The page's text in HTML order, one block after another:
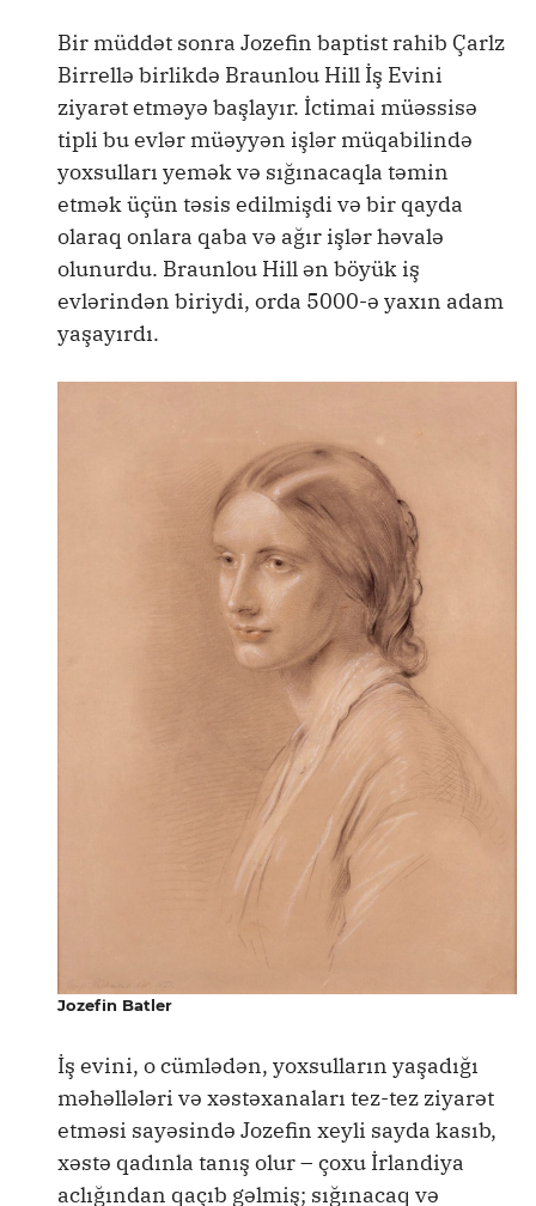
Bir müddət sonra Jozefin baptist rahib Çarlz
Birrellə birlikdə Braunlou Hill İş Evini
ziyarət etməyə başlayır. İctimai müəssisə
tipli bu evlər müəyyən işlər müqabilində
yoxsulları yemək və sığınacaqla təmin
etmək üçün təsis edilmişdi və bir qayda
olaraq onlara qaba və ağır işlər həvalə
olunurdu. Braunlou Hill ən böyük iş
evlərindən biriydi, orda 5000-ə yaxın adam
yaşayırdı.
Jozefin Batler
İş evini, o cümlədən, yoxsulların yaşadığı
məhəllələri və xəstəxanaları tez-tez ziyarət
etməsi sayəsində Jozefin xeyli sayda kasıb,
xəstə qadınla tanış olur – çoxu İrlandiya
aclığından qaçıb gəlmiş; sığınacaq və